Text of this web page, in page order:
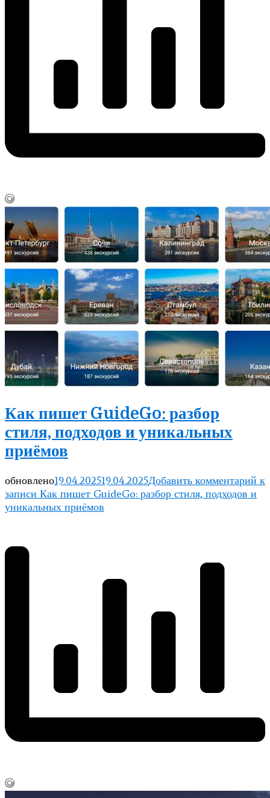
Как пишет GuideGo: разбор
стиля, подходов и уникальных
приёмов
обновлено19.04.202519.04.2025Добавить комментарий к
записи Как пишет GuideGo: разбор стиля, подходов и
уникальных приёмов